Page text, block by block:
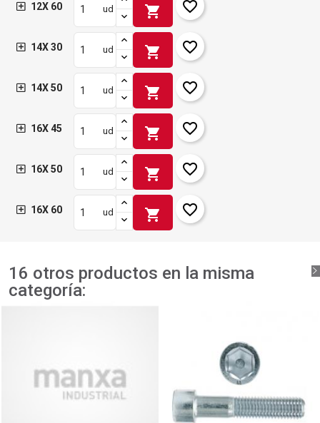
12X 60 ud shopping_cart favorite_border
14X 30 ud shopping_cart favorite_border
14X 50 ud shopping_cart favorite_border
16X 45 ud shopping_cart favorite_border
16X 50 ud shopping_cart favorite_border
16X 60 ud shopping_cart favorite_border
16 otros productos en la misma
categoría: